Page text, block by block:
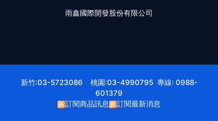
雨鑫國際開發股份有限公司
新竹:03-5723086 桃園:03-4990795 專線: 0988-
601379
訂閱商品訊息
訂閱最新消息